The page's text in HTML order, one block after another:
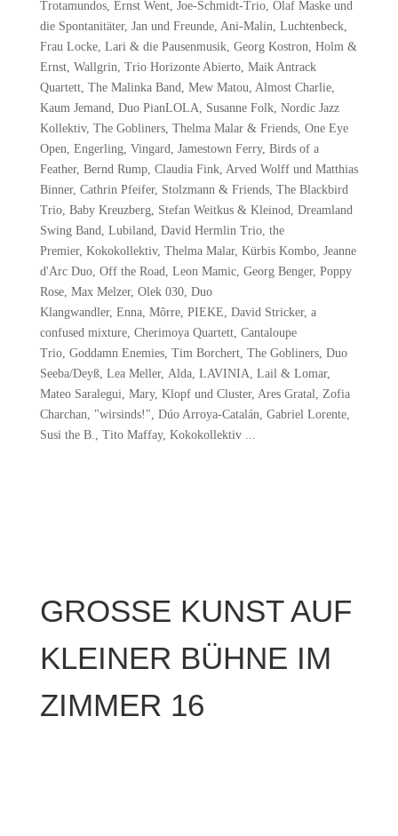
Trotamundos, Ernst Went, Joe-Schmidt-Trio, Olaf Maske und
die Spontanitäter, Jan und Freunde, Ani-Malin, Luchtenbeck,
Frau Locke, Lari & die Pausenmusik, Georg Kostron, Holm &
Ernst, Wallgrin, Trio Horizonte Abierto, Maik Antrack
Quartett, The Malinka Band, Mew Matou, Almost Charlie,
Kaum Jemand, Duo PianLOLA, Susanne Folk, Nordic Jazz
Kollektiv, The Gobliners, Thelma Malar & Friends, One Eye
Open, Engerling, Vingard, Jamestown Ferry, Birds of a
Feather, Bernd Rump, Claudia Fink, Arved Wolff und Matthias
Binner, Cathrin Pfeifer, Stolzmann & Friends, The Blackbird
Trio, Baby Kreuzberg, Stefan Weitkus & Kleinod, Dreamland
Swing Band, Lubiland, David Hermlin Trio, the
Premier, Kokokollektiv, Thelma Malar, Kürbis Kombo, Jeanne
d'Arc Duo, Off the Road, Leon Mamic, Georg Benger, Poppy
Rose, Max Melzer, Olek 030, Duo
Klangwandler, Enna, Môrre, PIEKE, David Stricker, a
confused mixture, Cherimoya Quartett, Cantaloupe
Trio, Goddamn Enemies, Tim Borchert, The Gobliners, Duo
Seeba/Deyß, Lea Meller, Alda, LAVINIA, Lail & Lomar,
Mateo Saralegui, Mary, Klopf und Cluster, Ares Gratal, Zofia
Charchan, "wirsinds!", Dúo Arroya-Catalán, Gabriel Lorente,
Susi the B., Tito Maffay, Kokokollektiv ...
GROSSE KUNST AUF
KLEINER BÜHNE IM
ZIMMER 16